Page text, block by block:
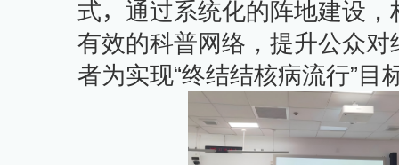
式， 通过系统化的阵地建设
有效的科普网络，提升公众
者为实现“终结结核病流行”